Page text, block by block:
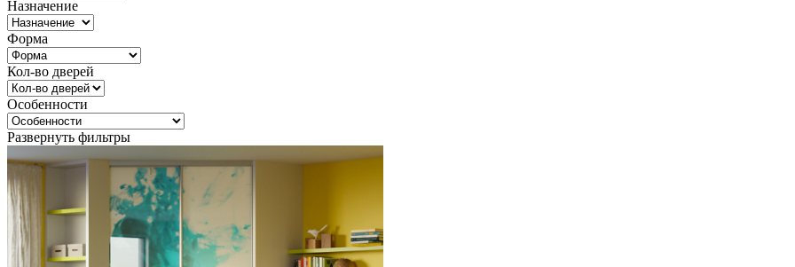
Назначение
Форма
Кол-во дверей
Особенности
Развернуть фильтры